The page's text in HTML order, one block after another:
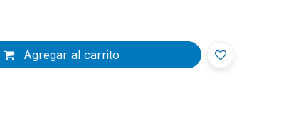
Agregar al carrito